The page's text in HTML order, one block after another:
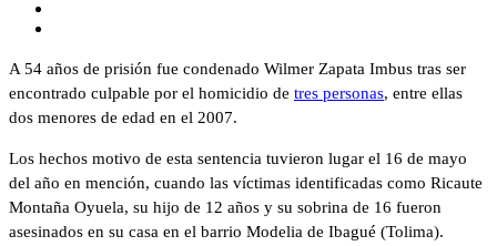
A 54 años de prisión fue condenado Wilmer Zapata Imbus tras ser
encontrado culpable por el homicidio de tres personas, entre ellas
dos menores de edad en el 2007.
Los hechos motivo de esta sentencia tuvieron lugar el 16 de mayo
del año en mención, cuando las víctimas identificadas como Ricaute
Montaña Oyuela, su hijo de 12 años y su sobrina de 16 fueron
asesinados en su casa en el barrio Modelia de Ibagué (Tolima).